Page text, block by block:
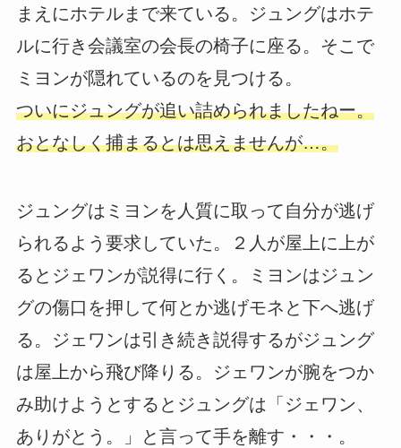
まえにホテルまで来ている。ジュングはホテ
ルに行き会議室の会長の椅子に座る。そこで
ミヨンが隠れているのを見つける。
ついにジュングが追い詰められましたねー。
おとなしく捕まるとは思えませんが…。
ジュングはミヨンを人質に取って自分が逃げ
られるよう要求していた。２人が屋上に上が
るとジェワンが説得に行く。ミヨンはジュン
グの傷口を押して何とか逃げモネと下へ逃げ
る。ジェワンは引き続き説得するがジュング
は屋上から飛び降りる。ジェワンが腕をつか
み助けようとするとジュングは「ジェワン、
ありがとう。」と言って手を離す・・・。